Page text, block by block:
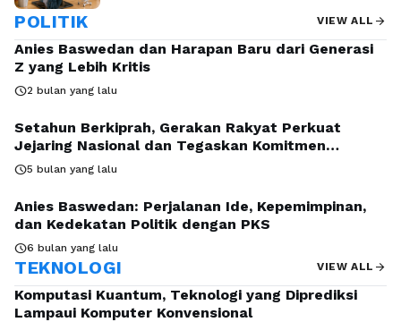
POLITIK VIEW ALL arrow_forward
Anies Baswedan dan Harapan Baru dari Generasi
Z yang Lebih Kritis
schedule2 bulan yang lalu
Setahun Berkiprah, Gerakan Rakyat Perkuat
Jejaring Nasional dan Tegaskan Komitmen
Perubahan
schedule5 bulan yang lalu
Anies Baswedan: Perjalanan Ide, Kepemimpinan,
dan Kedekatan Politik dengan PKS
schedule6 bulan yang lalu
TEKNOLOGI VIEW ALL arrow_forward
Komputasi Kuantum, Teknologi yang Diprediksi
Lampaui Komputer Konvensional